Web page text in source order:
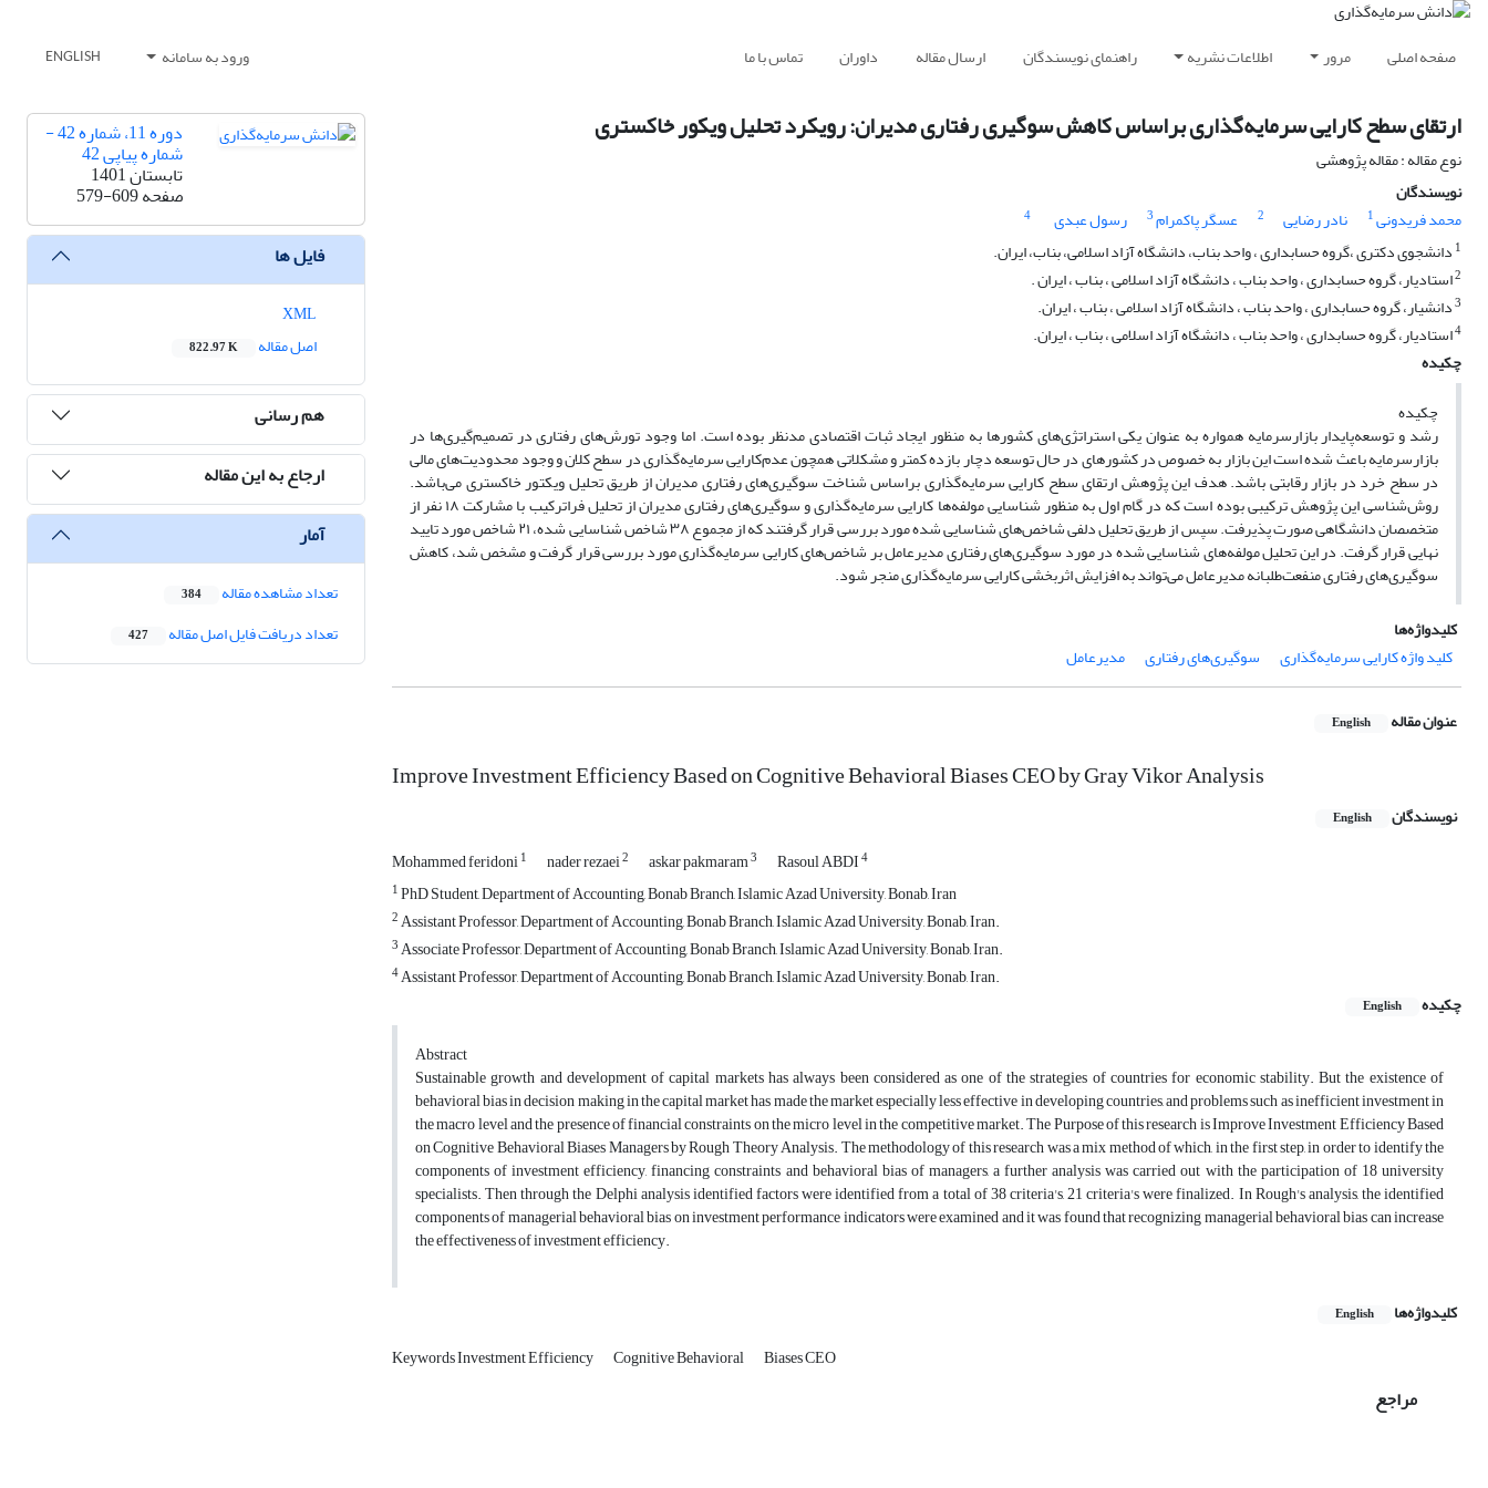
صفحه اصلی مرور اطلاعات نشریه راهنمای نویسندگان ارسال مقاله داوران تماس با ما ورود به سامانه ENGLISH
ارتقای سطح کارایی سرمایه‌گذاری براساس کاهش سوگیری رفتاری مدیران: رویکرد تحلیل ویکور خاکستری
نوع مقاله : مقاله پژوهشی
نویسندگان
محمد فریدونی1 نادر رضایی 2 عسگر پاکمرام3 رسول عبدی
4
1 دانشجوی دکتری ،گروه حسابداری ، واحد بناب، دانشگاه آزاد اسلامی، بناب، ایران.
2استادیار، گروه حسابداری ، واحد بناب ، دانشگاه آزاد اسلامی ، بناب ، ایران .
3دانشیار، گروه حسابداری ، واحد بناب ، دانشگاه آزاد اسلامی ، بناب ، ایران.
4استادیار، گروه حسابداری ، واحد بناب ، دانشگاه آزاد اسلامی ، بناب ، ایران.
چکیده
چکیده
رشد و توسعه‌پایدار بازارسرمایه همواره به عنوان یکی استراتژی‌های کشورها به منظور ایجاد ثبات اقتصادی مدنظر بوده است. اما وجود تورش‌های رفتاری در تصمیم‌گیری‌ها در
بازارسرمایه باعث شده است این بازار به خصوص در کشورهای در حال توسعه دچار بازده کمتر و مشکلاتی همچون عدم‌کارایی سرمایه‌گذاری در سطح کلان و وجود محدودیت‌های مالی
در سطح خرد در بازار رقابتی باشد. هدف این پژوهش ارتقای سطح کارایی سرمایه‌گذاری براساس شناخت سوگیری‌های رفتاری مدیران از طریق تحلیل ویکتور خاکستری می‌باشد.
روش‌شناسی این پژوهش ترکیبی بوده است که در گام اول به منظور شناسایی مولفه‌ها کارایی سرمایه‌گذاری و سوگیری‌های رفتاری مدیران از تحلیل فراترکیب با مشارکت ۱۸ نفر از
متخصصان دانشگاهی صورت پذیرفت. سپس از طریق تحلیل دلفی شاخص‌های شناسایی شده مورد بررسی قرار گرفتند که از مجموع ۳۸ شاخص شناسایی شده، ۲۱ شاخص مورد تایید
نهایی قرار گرفت. در این تحلیل مولفه‌های شناسایی شده در مورد سوگیری‌های رفتاری مدیرعامل بر شاخص‌های کارایی سرمایه‌گذاری مورد بررسی قرار گرفت و مشخص شد، کاهش
سوگیری‌های رفتاری منفعت‌طلبانه مدیرعامل می‌تواند به افزایش اثربخشی کارایی سرمایه‌گذاری منجر شود.
کلیدواژه‌ها
کلید واژه کارایی سرمایه‌گذاری
سوگیری‌های رفتاری مدیرعامل
عنوان مقاله English
Improve Investment Efficiency Based on Cognitive Behavioral Biases CEO by Gray Vikor Analysis
نویسندگان English
Mohammed feridoni1 nader rezaei2 askar pakmaram3 Rasoul ABDI4
1PhD Student, Department of Accounting, Bonab Branch, Islamic Azad University, Bonab, Iran
2Assistant Professor, Department of Accounting, Bonab Branch, Islamic Azad University, Bonab, Iran.
3Associate Professor, Department of Accounting, Bonab Branch, Islamic Azad University, Bonab, Iran.
4Assistant Professor, Department of Accounting, Bonab Branch, Islamic Azad University, Bonab, Iran.
چکیده
English
Abstract
Sustainable growth and development of capital markets has always been considered as one of the strategies of countries for economic stability. But the existence of
behavioral bias in decision making in the capital market has made the market especially less effective in developing countries, and problems such as inefficient investment in
the macro level and the presence of financial constraints on the micro level in the competitive market. The Purpose of this research is Improve Investment Efficiency Based
on Cognitive Behavioral Biases Managers by Rough Theory Analysis. The methodology of this research was a mix method of which, in the first step, in order to identify the
components of investment efficiency, financing constraints and behavioral bias of managers, a further analysis was carried out with the participation of 18 university
specialists. Then through the Delphi analysis identified factors were identified from a total of 38 criteria's, 21 criteria's were finalized. In Rough's analysis, the identified
components of managerial behavioral bias on investment performance indicators were examined and it was found that recognizing managerial behavioral bias can increase
the effectiveness of investment efficiency.
کلیدواژه‌ها English
Keywords Investment Efficiency Cognitive Behavioral Biases CEO
مراجع
دوره 11، شماره 42 -
شماره پیاپی 42
تابستان 1401
صفحه579-609
فایل ها
اصل مقاله
822.97 K
هم رسانی
ارجاع به این مقاله
آمار
تعداد مشاهده مقاله 384
تعداد دریافت فایل اصل مقاله 427